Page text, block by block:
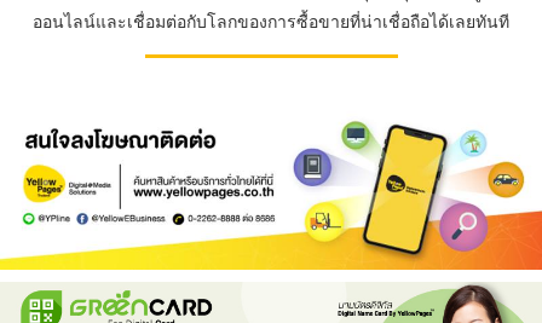
ออนไลน์และเชื่อมต่อกับโลกของการซื้อขายที่น่าเชื่อถือได้เลยทันที